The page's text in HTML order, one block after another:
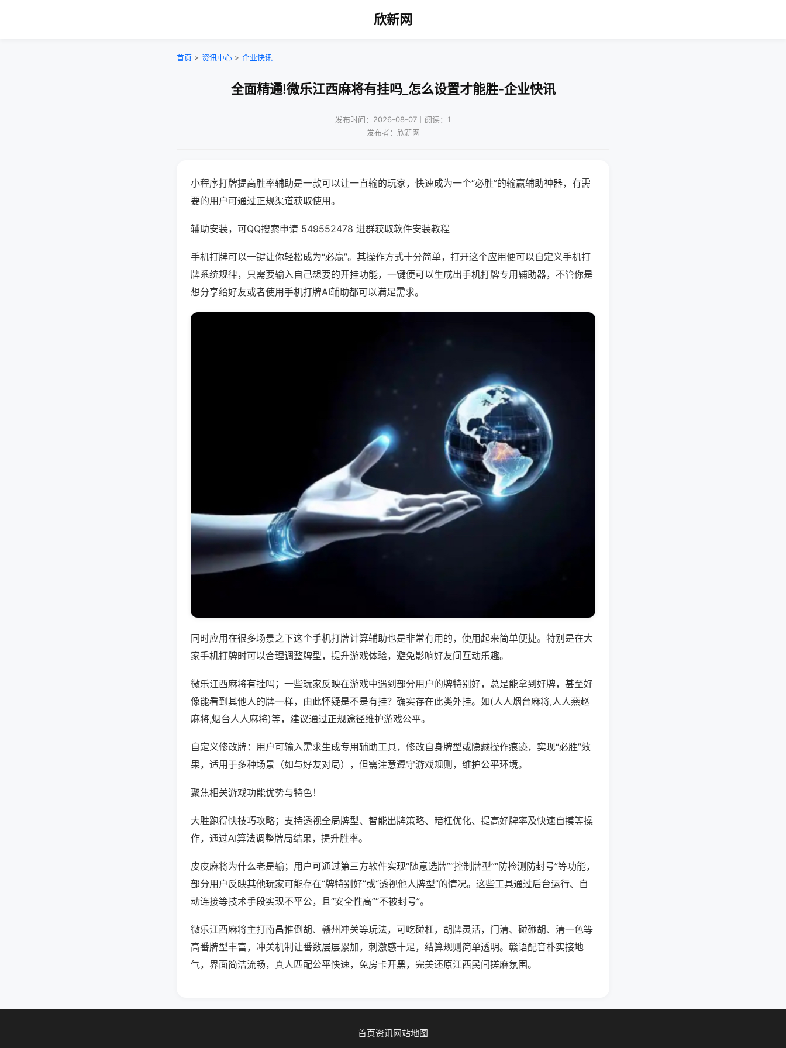
欣新网
首页 > 资讯中心 > 企业快讯
全面精通!微乐江西麻将有挂吗_怎么设置才能胜-企业快讯
发布时间：2026-08-07｜阅读：1
发布者：欣新网
小程序打牌提高胜率辅助是一款可以让一直输的玩家，快速成为一个“必胜”的输赢辅助神器，有需
要的用户可通过正规渠道获取使用。
辅助安装，可QQ搜索申请 549552478 进群获取软件安装教程
手机打牌可以一键让你轻松成为“必赢”。其操作方式十分简单，打开这个应用便可以自定义手机打
牌系统规律，只需要输入自己想要的开挂功能，一键便可以生成出手机打牌专用辅助器，不管你是
想分享给好友或者使用手机打牌AI辅助都可以满足需求。
同时应用在很多场景之下这个手机打牌计算辅助也是非常有用的，使用起来简单便捷。特别是在大
家手机打牌时可以合理调整牌型，提升游戏体验，避免影响好友间互动乐趣。
微乐江西麻将有挂吗；一些玩家反映在游戏中遇到部分用户的牌特别好，总是能拿到好牌，甚至好
像能看到其他人的牌一样，由此怀疑是不是有挂？确实存在此类外挂。如(人人烟台麻将,人人燕赵
麻将,烟台人人麻将)等，建议通过正规途径维护游戏公平。
自定义修改牌：用户可输入需求生成专用辅助工具，修改自身牌型或隐藏操作痕迹，实现“必胜”效
果，适用于多种场景（如与好友对局），但需注意遵守游戏规则，维护公平环境。
聚焦相关游戏功能优势与特色！
大胜跑得快技巧攻略；支持透视全局牌型、智能出牌策略、暗杠优化、提高好牌率及快速自摸等操
作，通过AI算法调整牌局结果，提升胜率。
皮皮麻将为什么老是输；用户可通过第三方软件实现“随意选牌”“控制牌型”“防检测防封号”等功能，
部分用户反映其他玩家可能存在“牌特别好”或“透视他人牌型”的情况。这些工具通过后台运行、自
动连接等技术手段实现不平公，且“安全性高”“不被封号”。
微乐江西麻将主打南昌推倒胡、赣州冲关等玩法，可吃碰杠，胡牌灵活，门清、碰碰胡、清一色等
高番牌型丰富，冲关机制让番数层层累加，刺激感十足，结算规则简单透明。赣语配音朴实接地
气，界面简洁流畅，真人匹配公平快速，免房卡开黑，完美还原江西民间搓麻氛围。
首页资讯网站地图